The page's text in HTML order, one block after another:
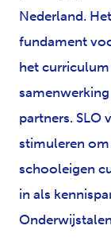
Nederland.
fundament
het
partners. SLO
stimuleren om
schooleigen
in als